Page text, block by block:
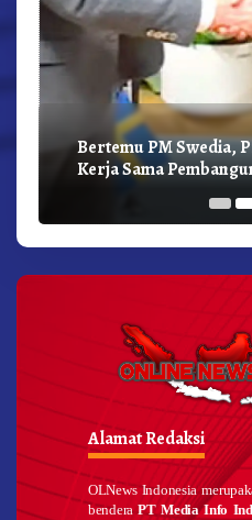
Bertemu PM Swedia,
Kerja Sama
Alamat Redaksi
OLNews Indonesia
benderaPT Media Info